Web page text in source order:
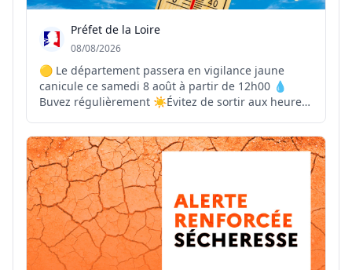
Préfet de la Loire
08/08/2026
🟡 Le département passera en vigilance jaune
canicule ce samedi 8 août à partir de 12h00 💧
Buvez régulièrement ☀️Évitez de sortir aux heures
👴Pensez à vos proches vulnérables 📞En cas de
malaise ou de situation d’urgence, contactez le 15
ou l...